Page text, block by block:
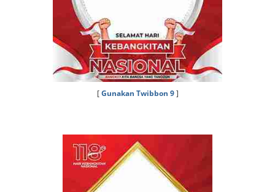
[Gunakan Twibbon 9]